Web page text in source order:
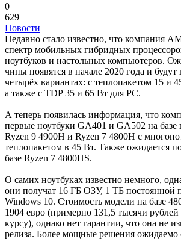
0
629
Новости
Недавно стало известно, что компания
спектр мобильных гибридных
ноутбуков и настольных компьютеров.
чипы появятся в начале 2020 года и будут
четырёх вариантах: с теплопакетом 15 и
а также с TDP 35 и 65 Вт для PC.
А теперь появилась информация, что
первые ноутбуки GA401 и GA502 на базе
Ryzen 9 4900H и Ryzen 7 4800H с
теплопакетом в 45 Вт. Также ожидается
базе Ryzen 7 4800HS.
О самих ноутбуках известно немного,
они получат 16 ГБ ОЗУ, 1 ТБ постоянной
Windows 10. Стоимость модели на базе
1904 евро (примерно 131,5 тысячи
курсу), однако нет гарантии, что она не
релиза. Более мощные решения ожидаемо